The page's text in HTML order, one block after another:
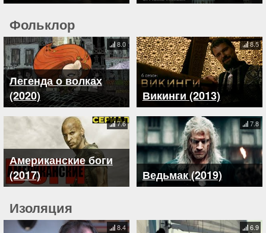
Фольклор
Легенда о волках
(2020)
8.0
Викинги (2013)
8.5
Американские боги
(2017)
7.6
Ведьмак (2019)
7.8
Изоляция
8.4 6.9